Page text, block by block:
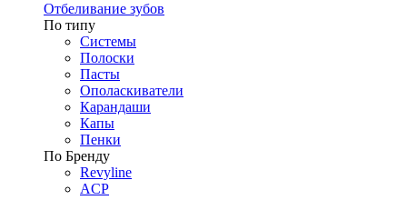
Отбеливание зубов
По типу
Системы
Полоски
Пасты
Ополаскиватели
Карандаши
Капы
Пенки
По Бренду
Revyline
ACP